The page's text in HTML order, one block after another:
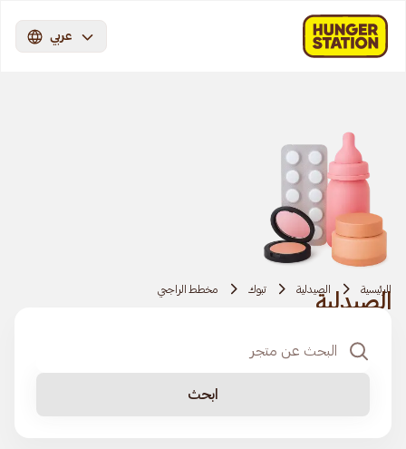
عربي
الرئيسية الصيدلية تبوك مخطط الراجحي
الصيدلية
ابحث